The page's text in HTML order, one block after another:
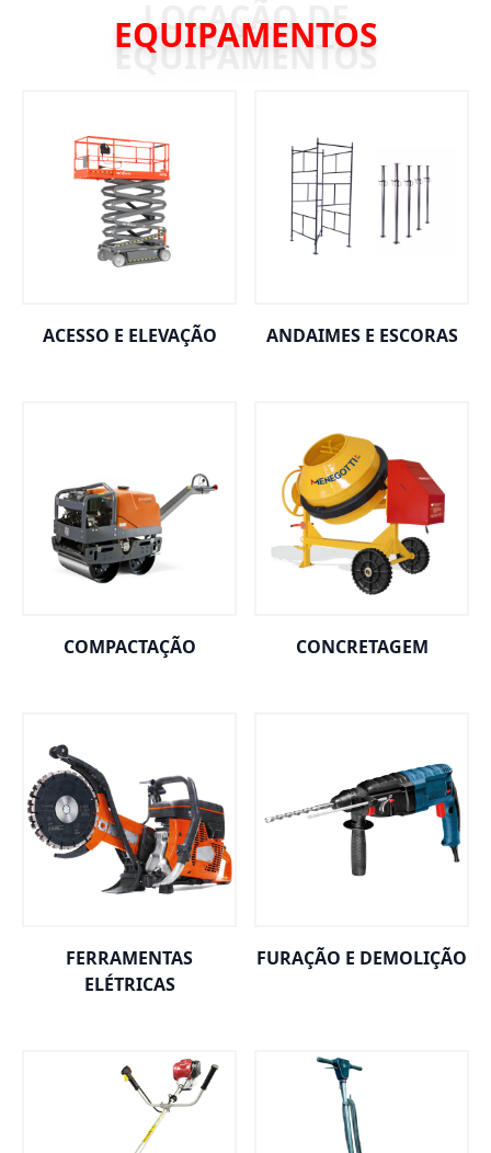
EQUIPAMENTOS
ACESSO E ELEVAÇÃO ANDAIMES E ESCORAS
COMPACTAÇÃO CONCRETAGEM
FERRAMENTAS
ELÉTRICAS
FURAÇÃO E DEMOLIÇÃO